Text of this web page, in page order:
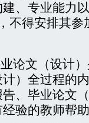
、专业能力
不得安排其参
论文（设计
）全过程的
、毕业论文
验的教师帮